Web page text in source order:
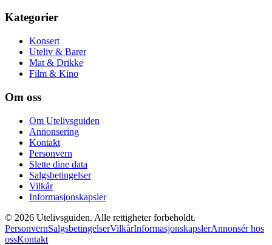
Kategorier
Konsert
Uteliv & Barer
Mat & Drikke
Film & Kino
Om oss
Om Utelivsguiden
Annonsering
Kontakt
Personvern
Slette dine data
Salgsbetingelser
Vilkår
Informasjonskapsler
© 2026 Utelivsguiden. Alle rettigheter forbeholdt.
PersonvernSalgsbetingelserVilkårInformasjonskapslerAnnonsér hos
ossKontakt